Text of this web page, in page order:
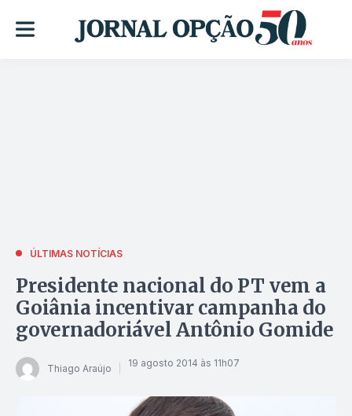
ÚLTIMAS NOTÍCIAS
Presidente nacional do PT vem a
Goiânia incentivar campanha do
governadoriável Antônio Gomide
Thiago Araújo 19 agosto 2014 às 11h07